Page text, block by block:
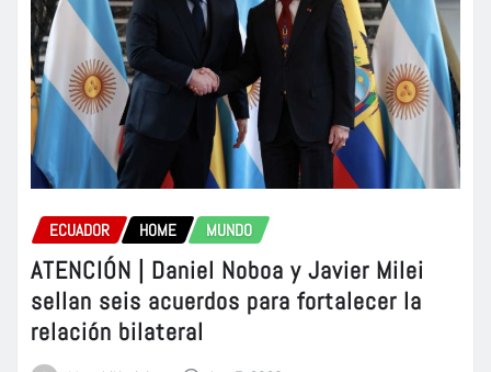
ECUADOR HOME MUNDO
ATENCIÓN | Daniel Noboa y Javier Milei
sellan seis acuerdos para fortalecer la
relación bilateral